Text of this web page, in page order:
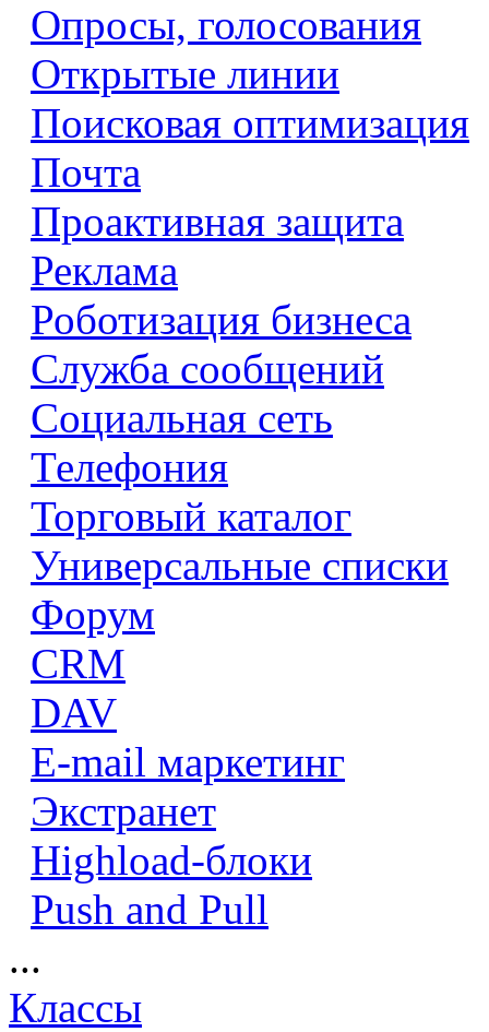
Опросы, голосования
Открытые линии
Поисковая оптимизация
Почта
Проактивная защита
Реклама
Роботизация бизнеса
Служба сообщений
Социальная сеть
Телефония
Торговый каталог
Универсальные списки
Форум
CRM
DAV
E-mail маркетинг
Экстранет
Highload-блоки
Push and Pull
...
Классы